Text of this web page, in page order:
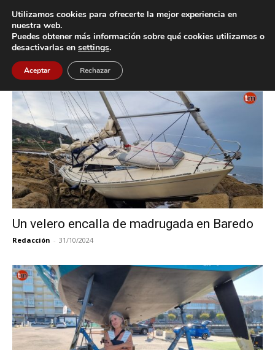
Inicio Etiquetas Velero
Etiqueta: velero
Un velero encalla de madrugada en Baredo
Redacción - 31/10/2024
Utilizamos cookies para ofrecerte la mejor experiencia en
nuestra web.
Puedes obtener más información sobre qué cookies utilizamos o
desactivarlas en settings.
Aceptar Rechazar